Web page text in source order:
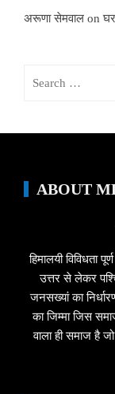
अरूणा सेमवाल on
ABOUT
हिमालयी विविधता
उत्तर से लेकर
जनसख्यां का
का जिम्मा जिस
वाला ही समाज है